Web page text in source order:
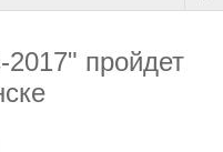
2017" пройдет